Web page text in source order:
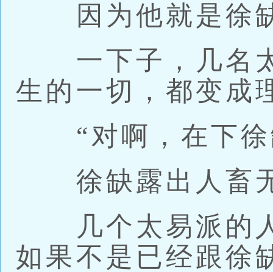
因为他就是徐
一下子，几名太
生的一切，都变成
“对啊，在下徐
徐缺露出人畜
几个太易派的人
如果不是已经跟徐